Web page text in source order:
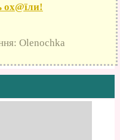
оx@їли!
Olenochka